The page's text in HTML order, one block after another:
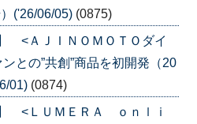
('26/06/05) (0875)
<ＡＪＩＮＯＭＯＴＯダイ
との”共創”商品を初開発（20
01) (0874)
<ＬＵＭＥＲＡ ｏｎｌｉ